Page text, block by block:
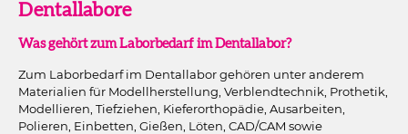
Dentallabore
Was gehört zum Laborbedarf im Dentallabor?
Zum Laborbedarf im Dentallabor gehören unter anderem
Materialien für Modellherstellung, Verblendtechnik, Prothetik,
Modellieren, Tiefziehen, Kieferorthopädie, Ausarbeiten,
Polieren, Einbetten, Gießen, Löten, CAD/CAM sowie